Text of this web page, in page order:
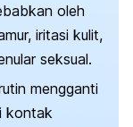
oleh
iritasi kulit,
seksual.
mengganti
kontak